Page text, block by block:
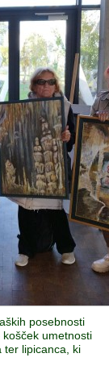
posebnosti
umetnosti
ter lipicanca, ki